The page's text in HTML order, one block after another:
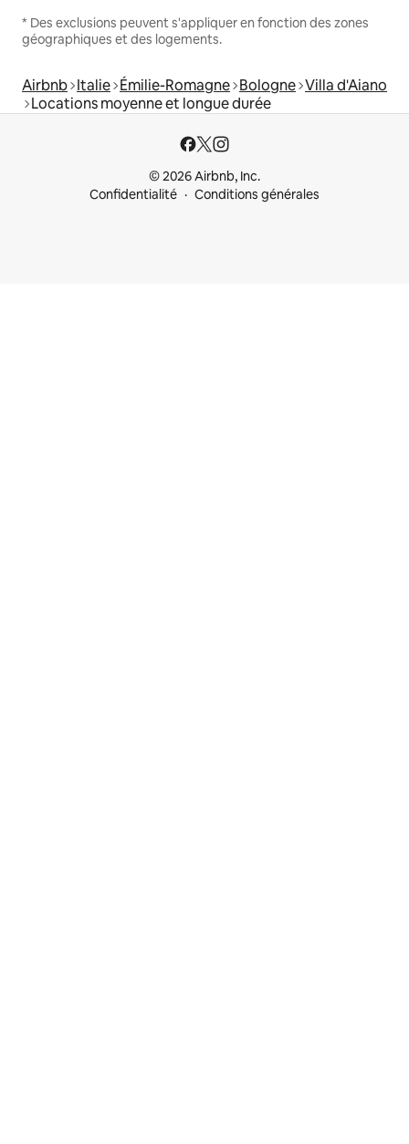
* Des exclusions peuvent s'appliquer en fonction des zones
géographiques et des logements.
Airbnb Italie Émilie-Romagne Bologne Villa d'Aiano
Locations moyenne et longue durée
© 2026 Airbnb, Inc.
Confidentialité
Conditions générales